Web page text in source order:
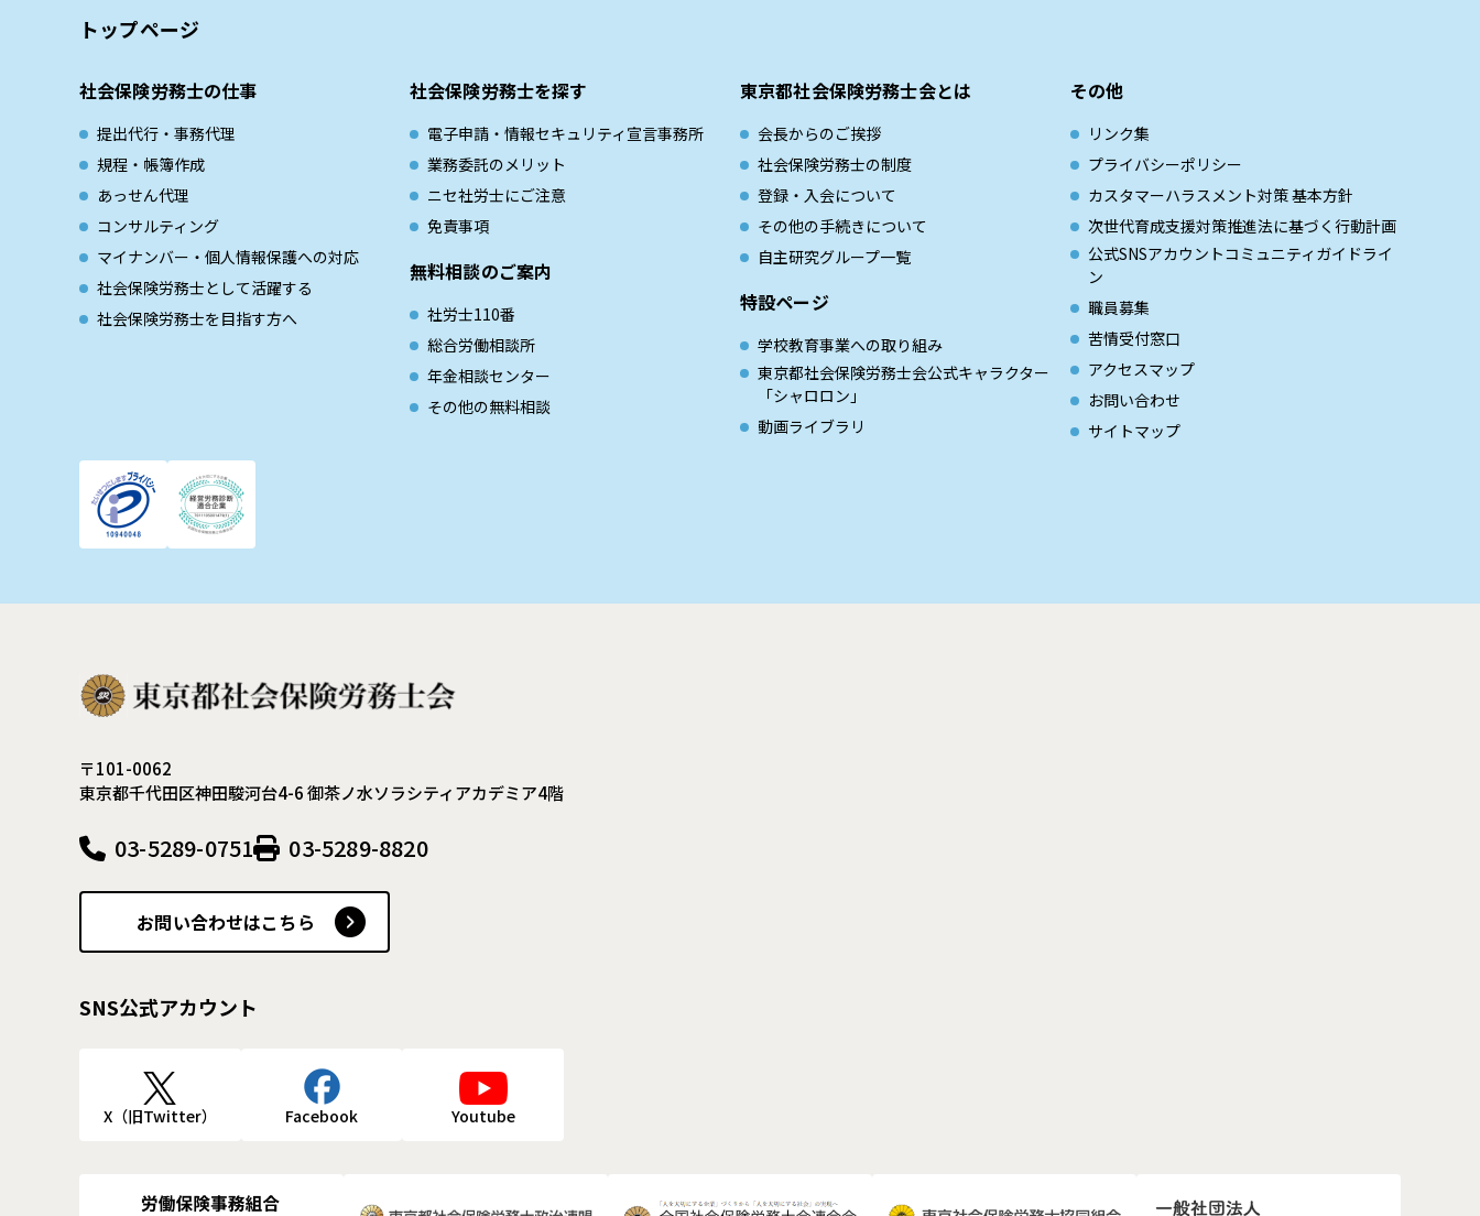
トップページ
社会保険労務士の仕事
提出代行・事務代理
規程・帳簿作成
あっせん代理
コンサルティング
マイナンバー・個人情報保護への対応
社会保険労務士として活躍する
社会保険労務士を目指す方へ
社会保険労務士を探す
電子申請・情報セキュリティ宣言事務所
業務委託のメリット
ニセ社労士にご注意
免責事項
無料相談のご案内
社労士110番
総合労働相談所
年金相談センター
その他の無料相談
東京都社会保険労務士会とは
会長からのご挨拶
社会保険労務士の制度
登録・入会について
その他の手続きについて
自主研究グループ一覧
特設ページ
学校教育事業への取り組み
東京都社会保険労務士会公式キャラクター
「シャロロン」
動画ライブラリ
その他
リンク集
プライバシーポリシー
カスタマーハラスメント対策 基本方針
次世代育成⽀援対策推進法に基づく⾏動計画
公式SNSアカウントコミュニティガイドライ
ン
職員募集
苦情受付窓口
アクセスマップ
お問い合わせ
サイトマップ
〒101-0062
東京都千代田区神田駿河台4-6御茶ノ水ソラシティアカデミア4階
03-5289-0751 03-5289-8820
お問い合わせはこちら
SNS公式アカウント
X（旧Twitter） Facebook Youtube